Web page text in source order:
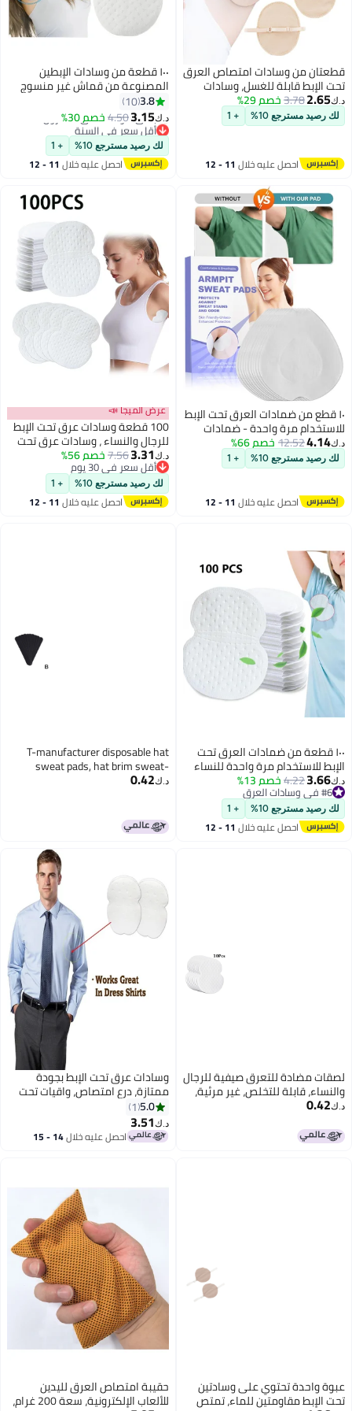
قطعتان من وسادات امتصاص العرق
تحت الإبط قابلة للغسل، وسادات
امتصاص العرق تحت الإبط قابلة
لإعادة الاستخدام وقابلة للتعديل،
وسادات قطنية مسامية لامتصاص
تسبب تعرق الإبط
د.ك‏2.65
3.78خصم 29%
لك رصيد مسترجع 10% + 1
احصل عليه خلال 11 - 12
١٠٠ قطعة من وسادات الإبطين
المصنوعة من قماش غير منسوج
للاستخدام مرة واحدة لراحة الإبط،
ومنع فعال وطويل الأمد للتعرق،
وامتصاص غير مرئي للعرق، مناسبة
للنساء والرجال، والسفر، والرياضة،
والأنشطة الخارجية، والصيف،
والعطلات، والتخييم، والمدرسة،
3.8
10
د.ك‏3.15
4.50خصم 30%
أقل سعر في السنة
باقي 2 وحدات في المخزون
أقل سعر في السنة
لك رصيد مسترجع 10% + 1
احصل عليه خلال 11 - 12
١٠ قطع من ضمادات العرق تحت الإبط
للاستخدام مرة واحدة - ضمادات
عرق غير مرئية للرجال والنساء،
فائقة الامتصاص، تسمح بمرور
الهواء وتجف بسرعة، ضمادات عرق
لاصقة، مناسبة للملابس الضيقة
والفساتين والقمصان والرياضات
د.ك‏4.14
12.52خصم 66%
لك رصيد مسترجع 10% + 1
احصل عليه خلال 11 - 12
عرض الميجا 📣
100 قطعة وسادات عرق تحت الإبط
للرجال والنساء ، وسادات عرق تحت
الإبط يمكن التخلص منها - التصاق
قوي ، ومناسبة للتعرق المفرط ،
وغير مرئية ، ومريحة ، وحماية طوال
اليوم للعمل وحفلات الزفاف وعيد
الفطر والمناسبات الخاصة
د.ك‏3.31
7.56خصم 56%
أقل سعر في 30 يوم
أقل سعر في 30 يوم
لك رصيد مسترجع 10% + 1
احصل عليه خلال 11 - 12
١٠٠ قطعة من ضمادات العرق تحت
الإبط للاستخدام مرة واحدة للنساء
والرجال، درع فاخر غير مرئي، لاصق
إضافي، مريحة وبدون رائحة، ضمادات
ماصة للعرق لمكافحة فرط التعرق
د.ك‏3.66
4.22خصم 13%
#6 في وسادات العرق
#6 في وسادات العرق
لك رصيد مسترجع 10% + 1
احصل عليه خلال 11 - 12
T-manufacturer disposable hat
sweat pads, hat brim sweat-
absorbing patches, 10-piece pack,
د.ك‏0.42
لصقات مضادة للتعرق صيفية للرجال
والنساء، قابلة للتخلص، غير مرئية،
تدوم طويلاً، فعالة ضد التعرق تحت
د.ك‏0.42
وسادات عرق تحت الإبط بجودة
ممتازة، درع امتصاص، واقيات تحت
الإبط، عبوة من 10
5.0
1
د.ك‏3.51
احصل عليه خلال 14 - 15
عبوة واحدة تحتوي على وسادتين
تحت الإبط مقاومتين للماء، تمتص
حقيبة امتصاص العرق لليدين
للألعاب الإلكترونية، سعة 200 غرام،